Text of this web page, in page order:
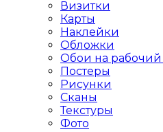
Визитки
Карты
Наклейки
Обложки
Обои на рабочий
Постеры
Рисунки
Сканы
Текстуры
Фото